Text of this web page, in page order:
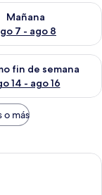
7
Mañana
7 - ago 8
disponibilidad
ago 7 -
fin de semana
14 - ago 16
disponibilidad
o más
hotel con cama,